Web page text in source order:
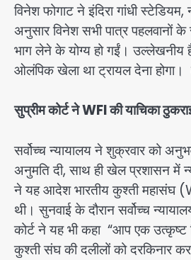
विनेश फोगाट ने इंदिरा गांधी
अनुसार विनेश सभी पात्र पहलवानों
भाग लेने के योग्य हो गईं। उल्लेखनीय
ओलंपिक खेला था ट्रायल देना होगा।
सुप्रीम कोर्ट ने WFI की याचिका
सर्वोच्च न्यायालय ने शुक्रवार को
अनुमति दी, साथ ही खेल प्रशासन में
ने यह आदेश भारतीय कुश्ती महासंघ
थी। सुनवाई के दौरान सर्वोच्च
कोर्ट ने यह भी कहा “आप एक
कुश्ती संघ की दलीलों को दरकिनार